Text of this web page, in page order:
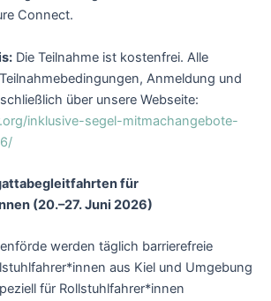
Connect.
Die Teilnahme ist kostenfrei. Alle
Anmeldung und
über unsere Webseite:
inklusive-segel-mitmachangebote-
für
(20.–27. Juni 2026)
werden täglich barrierefreie
aus Kiel und Umgebung
für Rollstuhlfahrer*innen